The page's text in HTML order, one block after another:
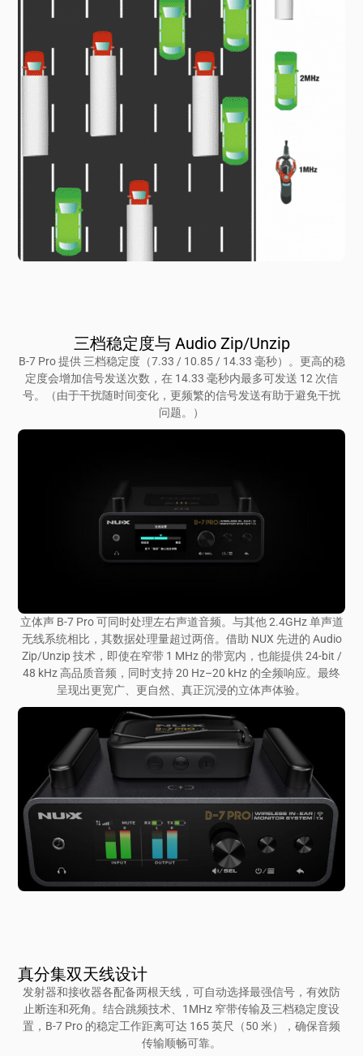
三档稳定度与 Audio Zip/Unzip
B-7 Pro 提供 三档稳定度（7.33 / 10.85 / 14.33 毫秒）。更高的稳
定度会增加信号发送次数，在 14.33 毫秒内最多可发送 12 次信
号。（由于干扰随时间变化，更频繁的信号发送有助于避免干扰
问题。）
立体声 B-7 Pro 可同时处理左右声道音频。与其他 2.4GHz 单声道
无线系统相比，其数据处理量超过两倍。借助 NUX 先进的 Audio
Zip/Unzip 技术，即使在窄带 1 MHz 的带宽内，也能提供 24-bit /
48 kHz 高品质音频，同时支持 20 Hz–20 kHz 的全频响应。最终
呈现出更宽广、更自然、真正沉浸的立体声体验。
真分集双天线设计
发射器和接收器各配备两根天线，可自动选择最强信号，有效防
止断连和死角。结合跳频技术、1MHz 窄带传输及三档稳定度设
置，B-7 Pro 的稳定工作距离可达 165 英尺（50 米），确保音频
传输顺畅可靠。